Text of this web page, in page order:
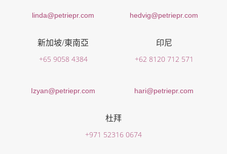
linda@petriepr.com hedvig@petriepr.com
新加坡/東南亞
+65 9058 4384
Izyan@petriepr.com
印尼
+62 8120 712 571
hari@petriepr.com
杜拜
+971 52316 0674